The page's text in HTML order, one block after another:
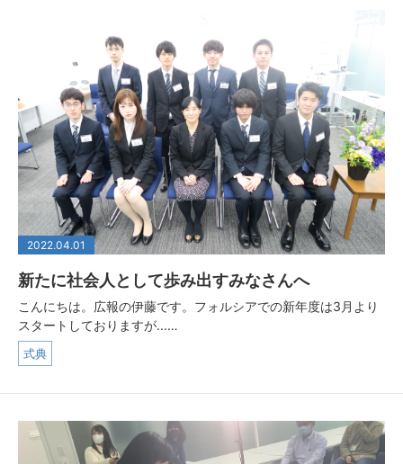
2022.04.01
新たに社会人として歩み出すみなさんへ
こんにちは。広報の伊藤です。フォルシアでの新年度は3月より
スタートしておりますが...…
式典